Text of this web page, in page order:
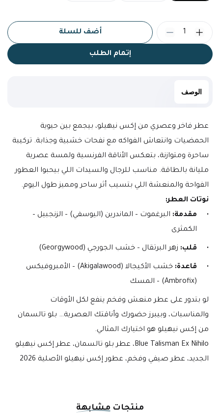
إتمام الطلب
أضف للسلة 1
الوصف
مليانة بالطاقة. مناسب للرجال والسيدات اللي بيحبوا العطور
الفواحة والمنعشة اللي بتسيب أثر ساحر ومميز طول اليوم.
نوتات العطر:
مقدمة:
الكمثرى
قلب: زهر البرتقال – خشب الجورجي (Georgywood)
قاعدة:
(Ambrofix) – المسك
من إكس نيهيلو هو اختيارك المثالي.
الجديد، عطر صيفي وفخم، عطور إكس نيهيلو الأصلية 2026
منتجات مشابهة